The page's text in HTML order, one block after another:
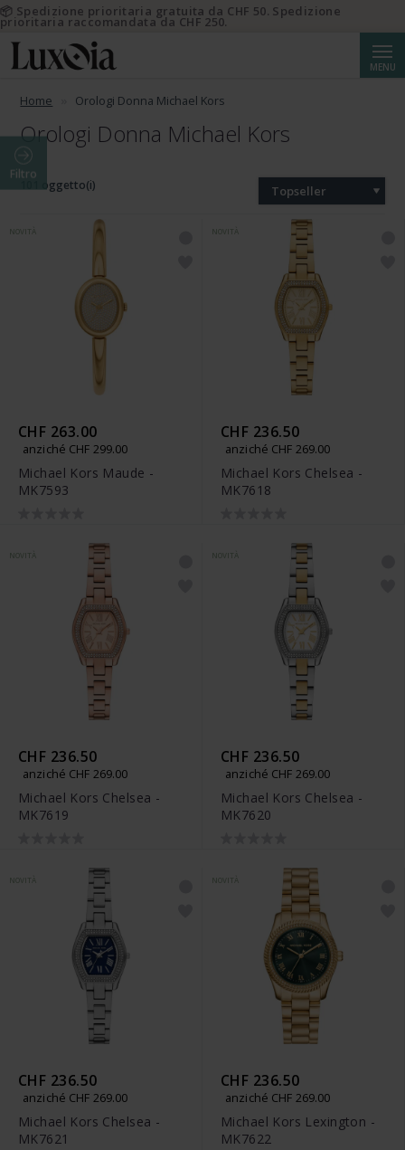
MENU
Home Orologi Donna Michael Kors
Orologi Donna Michael Kors
Filtro
101 oggetto(i) Topseller
NOVITÀ
CHF 263.00
anziché CHF 299.00
Michael Kors Maude -
MK7593
NOVITÀ
CHF 236.50
anziché CHF 269.00
Michael Kors Chelsea -
MK7618
NOVITÀ
CHF 236.50
anziché CHF 269.00
Michael Kors Chelsea -
MK7619
NOVITÀ
CHF 236.50
anziché CHF 269.00
Michael Kors Chelsea -
MK7620
NOVITÀ
CHF 236.50
anziché CHF 269.00
Michael Kors Chelsea -
MK7621
NOVITÀ
CHF 236.50
anziché CHF 269.00
Michael Kors Lexington -
MK7622
📦 Spedizione prioritaria gratuita da CHF 50. Spedizione
prioritaria raccomandata da CHF 250.